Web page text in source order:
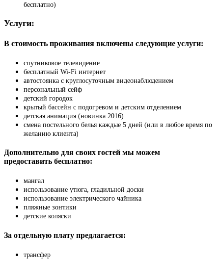
бесплатно)
Услуги:
В стоимость проживания включены следующие услуги:
спутниковое телевидение
бесплатный Wi-Fi интернет
автостоянка с круглосуточным видеонаблюдением
персональный сейф
детский городок
крытый бассейн с подогревом и детским отделением
детская анимация (новинка 2016)
смена постельного белья каждые 5 дней (или в любое время по
желанию клиента)
Дополнительно для своих гостей мы можем
предоставить бесплатно:
мангал
использование утюга, гладильной доски
использование электрического чайника
пляжные зонтики
детские коляски
За отдельную плату предлагается:
трансфер